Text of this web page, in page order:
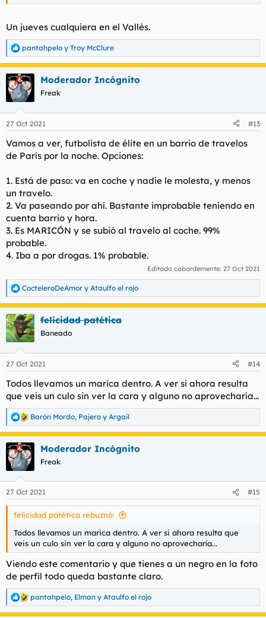
Un jueves cualquiera en el Vallès.
R
e
a
c
c
i
e
:
pantahpelo y Troy McClure
Moderador Incógnito
Freak
27 Oct 2021 #13
Vamos a ver, futbolista de élite en un barrio de travelos
de París por la noche. Opciones:
1. Está de paso: va en coche y nadie le molesta, y menos
un travelo.
2. Va paseando por ahí. Bastante improbable teniendo en
cuenta barrio y hora.
3. Es MARICÓN y se subió al travelo al coche. 99%
probable.
4. Iba a por drogas. 1% probable.
Editado cobardemente: 27 Oct 2021
R
e
a
c
c
i
e
:
CocteleroDeAmor y Ataulfo el rojo
felicidad patética
Baneado
27 Oct 2021 #14
Todos llevamos un marica dentro. A ver si ahora resulta
que veis un culo sin ver la cara y alguno no aprovecharía...
R
e
a
c
c
i
e
s
Barón Mordo, Pajero y Argail
Moderador Incógnito
Freak
27 Oct 2021 #15
felicidad patética rebuznó:
Todos llevamos un marica dentro. A ver si ahora resulta que
veis un culo sin ver la cara y alguno no aprovecharía...
Viendo este comentario y que tienes a un negro en la foto
de perfil todo queda bastante claro.
R
e
pantahpelo, Elman y Ataulfo el rojo